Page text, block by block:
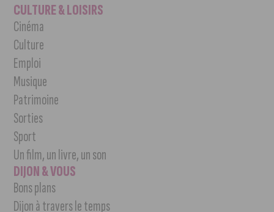
CULTURE & LOISIRS
Cinéma
Culture
Emploi
Musique
Patrimoine
Sorties
Sport
Un film, un livre, un son
DIJON & VOUS
Bons plans
Dijon à travers le temps